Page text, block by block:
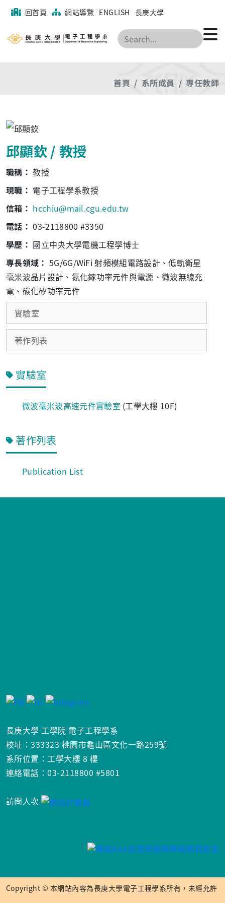
回首頁 網站導覽 ENGLISH 長庚大學
搜尋
首頁 系所成員 專任教師
邱顯欽 / 教授
職稱： 教授
現職： 電子工程學系教授
信箱： hcchiu@mail.cgu.edu.tw
電話： 03-2118800 #3350
學歷： 國立中央大學電機工程學博士
專長領域： 5G/6G/WiFi 射頻模組電路設計、低軌衛星
毫米波晶片設計、氮化鎵功率元件與電源、微波無線充
電、碳化矽功率元件
實驗室
著作列表
實驗室
微波毫米波高速元件實驗室 (工學大樓 10F)
著作列表
Publication List
長庚大學 工學院 電子工程學系
校址：333323 桃園市龜山區文化一路259號
系所位置：工學大樓 8 樓
連絡電話：03-2118800 #5801
訪問人次
Copyright © 本網站內容為長庚大學電子工程學系所有，未經允許